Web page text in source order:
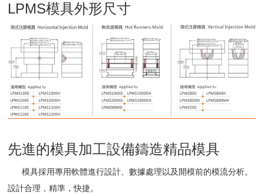
LPMS模具外形尺寸
先進的模具加工設備鑄造精品模具
模具採用專用軟體進行設計、數據處理以及開模前的模流分析。
設計合理，精準，快捷。